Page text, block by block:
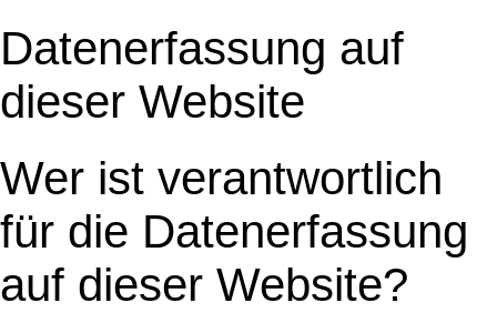
Datenerfassung auf
dieser Website
Wer ist verantwortlich
für die Datenerfassung
auf dieser Website?